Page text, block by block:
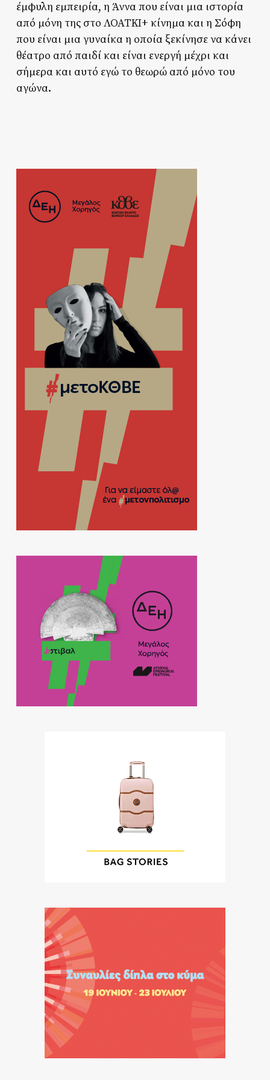
έμφυλη εμπειρία, η Άννα που είναι μια ιστορία
από μόνη της στο ΛΟΑΤΚΙ+ κίνημα και η Σόφη
που είναι μια γυναίκα η οποία ξεκίνησε να κάνει
θέατρο από παιδί και είναι ενεργή μέχρι και
σήμερα και αυτό εγώ το θεωρώ από μόνο του
αγώνα.